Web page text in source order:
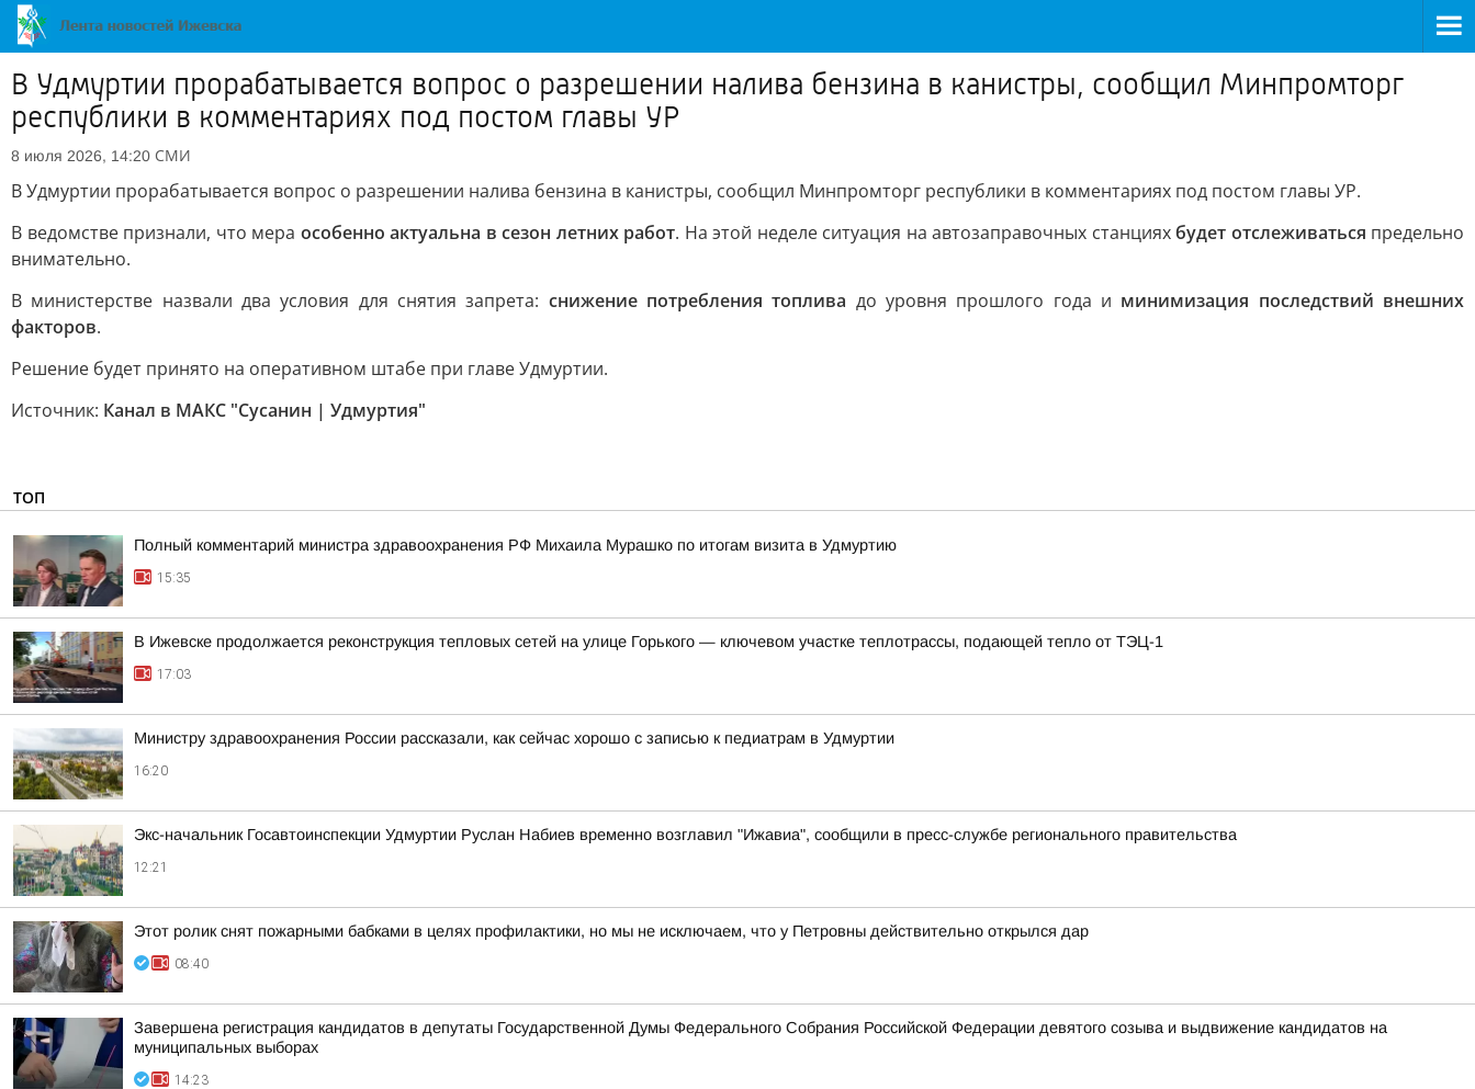
В Удмуртии прорабатывается вопрос о разрешении налива бензина в канистры, сообщил Минпромторг
республики в комментариях под постом главы УР
8 июля 2026, 14:20 СМИ
В Удмуртии прорабатывается вопрос о разрешении налива бензина в канистры, сообщил Минпромторг республики в комментариях под постом главы УР.
В ведомстве признали, что мера особенно актуальна в сезон летних работ. На этой неделе ситуация на автозаправочных станцияхбудет отслеживаться предельно
внимательно.
В министерстве назвали два условия для снятия запрета: снижение потребления топлива до уровня прошлого года и минимизация последствий внешних
факторов.
Решение будет принято на оперативном штабе при главе Удмуртии.
Источник: Канал в МАКС "Сусанин | Удмуртия"
ТОП
Полный комментарий министра здравоохранения РФ Михаила Мурашко по итогам визита в Удмуртию
15:35
В Ижевске продолжается реконструкция тепловых сетей на улице Горького — ключевом участке теплотрассы, подающей тепло от ТЭЦ-1
17:03
Министру здравоохранения России рассказали, как сейчас хорошо с записью к педиатрам в Удмуртии
16:20
Экс-начальник Госавтоинспекции Удмуртии Руслан Набиев временно возглавил "Ижавиа", сообщили в пресс-службе регионального правительства
12:21
Этот ролик снят пожарными бабками в целях профилактики, но мы не исключаем, что у Петровны действительно открылся дар
08:40
Завершена регистрация кандидатов в депутаты Государственной Думы Федерального Собрания Российской Федерации девятого созыва и выдвижение кандидатов на
муниципальных выборах
14:23